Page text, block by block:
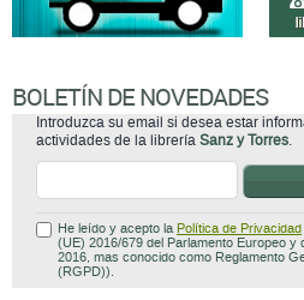
BOLETÍN DE NOVEDADES
Introduzca su email si desea estar
actividades de la librería Sanz y Torres.
He leído y acepto la Política de Privacidad
(UE) 2016/679 del Parlamento Europeo y
2016, mas conocido como Reglamento
(RGPD)).